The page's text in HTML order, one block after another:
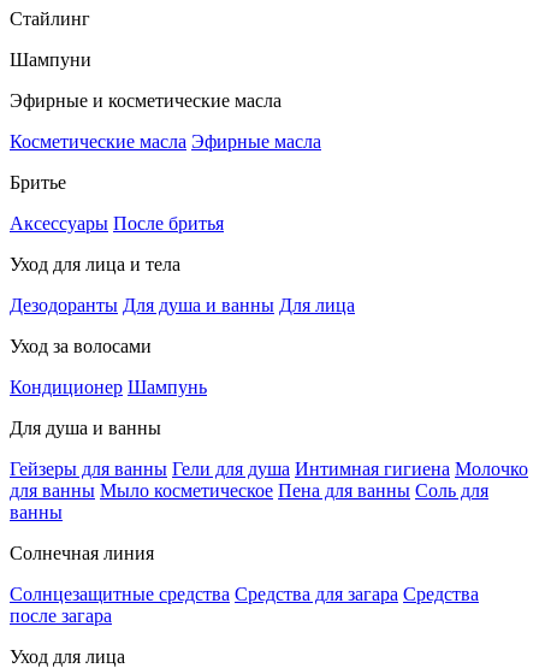
Стайлинг
Шампуни
Эфирные и косметические масла
Косметические масла Эфирные масла
Бритье
Аксессуары После бритья
Уход для лица и тела
Дезодоранты Для душа и ванны Для лица
Уход за волосами
Кондиционер Шампунь
Для душа и ванны
Гейзеры для ванны Гели для душа Интимная гигиена Молочко
для ванны Мыло косметическое Пена для ванны Соль для
ванны
Солнечная линия
Солнцезащитные средства Средства для загара Средства
после загара
Уход для лица